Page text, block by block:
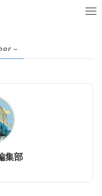
–
集部